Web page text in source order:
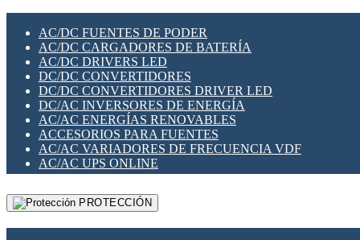
SWITCH Y MICROSWITCH
TARJETAS PI
UNIÓN Y DERIVACIÓN DE CABLE
PLACAS MODULARES IOT
SWITCHES Y REDES WIFI
SOLUCIONES IOT
SOLUCIONES LORAWAN
SOLUCIONES RED CELULAR
SEGURIDAD PARA REDES
SWITCHES LAN
TELEFONÍA IP (VOIP)
VIGILANCIA IP (CCTV)
MESHTASTIC
AC/DC FUENTES DE PODER
AC/DC CARGADORES DE BATERÍA
AC/DC DRIVERS LED
DC/DC CONVERTIDORES
DC/DC CONVERTIDORES DRIVER LED
DC/AC INVERSORES DE ENERGÍA
AC/AC ENERGÍAS RENOVABLES
ACCESORIOS PARA FUENTES
AC/AC VARIADORES DE FRECUENCIA VDF
AC/AC UPS ONLINE
PROTECCIÓN